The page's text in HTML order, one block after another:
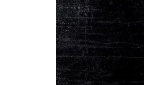
Kokoelmat ja museo
Serlachius Residenssi